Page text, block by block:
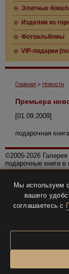
Элитные
Изделия из
Фотоальбомы
VIP-подарки
Главная > Новости
Премьера
[01.09.2009]
подарочная
©2005-2026
подарочные книги
Политика
Все права
Разработка и
Мы используем
вашего
соглашаетесь с